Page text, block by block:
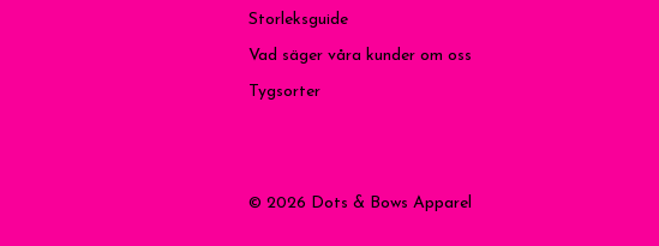
Storleksguide
Vad säger våra kunder om oss
Tygsorter
© 2026 Dots & Bows Apparel